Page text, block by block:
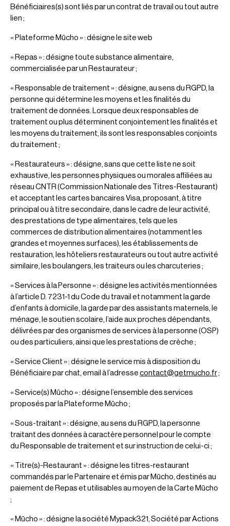
Bénéficiaires(s) sont liés par un contrat de travail ou tout autre
lien ;
« Plateforme Mūcho » : désigne le site web
« Repas » : désigne toute substance alimentaire,
commercialisée par un Restaurateur ;
« Responsable de traitement » : désigne, au sens du RGPD, la
personne qui détermine les moyens et les finalités du
traitement de données. Lorsque deux responsables de
traitement ou plus déterminent conjointement les finalités et
les moyens du traitement, ils sont les responsables conjoints
du traitement ;
« Restaurateurs » : désigne, sans que cette liste ne soit
exhaustive, les personnes physiques ou morales affiliées au
réseau CNTR (Commission Nationale des Titres-Restaurant)
et acceptant les cartes bancaires Visa, proposant, à titre
principal ou à titre secondaire, dans le cadre de leur activité,
des prestations de type alimentaires, tels que les
commerces de distribution alimentaires (notamment les
grandes et moyennes surfaces), les établissements de
restauration, les hôteliers restaurateurs ou tout autre activité
similaire, les boulangers, les traiteurs ou les charcuteries ;
« Services à la Personne » : désigne les activités mentionnées
à l’article D. 7231-1 du Code du travail et notamment la garde
d’enfants à domicile, la garde par des assistants maternels, le
ménage, le soutien scolaire, l’aide aux proches dépendants,
délivrées par des organismes de services à la personne (OSP)
ou des particuliers, ainsi que les prestations de crèche ;
« Service Client » : désigne le service mis à disposition du
Bénéficiaire par chat, email à l’adresse contact@getmucho.fr;
« Service(s) Mūcho » : désigne l’ensemble des services
proposés par la Plateforme Mūcho ;
« Sous-traitant » : désigne, au sens du RGPD, la personne
traitant des données à caractère personnel pour le compte
du Responsable de traitement et sur instruction de celui-ci ;
« Titre(s)-Restaurant » : désigne les titres-restaurant
commandés par le Partenaire et émis par Mūcho, destinés au
paiement de Repas et utilisables au moyen de la Carte Mūcho
;
« Mūcho » : désigne la société Mypack321, Société par Actions